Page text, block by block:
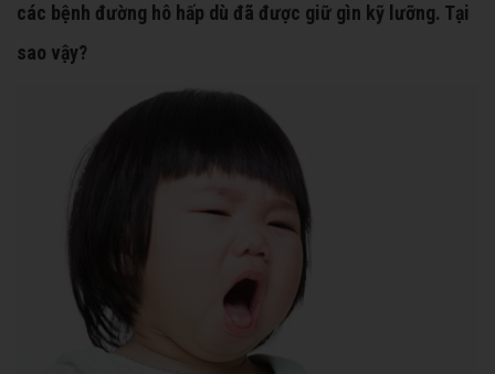
các bệnh đường hô hấp dù đã được giữ gìn kỹ lưỡng. Tại
sao vậy?